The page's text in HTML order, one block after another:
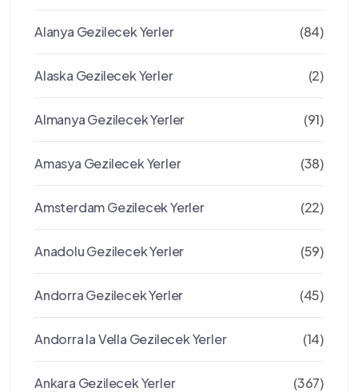
Alanya Gezilecek Yerler (84)
Alaska Gezilecek Yerler (2)
Almanya Gezilecek Yerler (91)
Amasya Gezilecek Yerler (38)
Amsterdam Gezilecek Yerler (22)
Anadolu Gezilecek Yerler (59)
Andorra Gezilecek Yerler (45)
Andorra la Vella Gezilecek Yerler (14)
Ankara Gezilecek Yerler (367)